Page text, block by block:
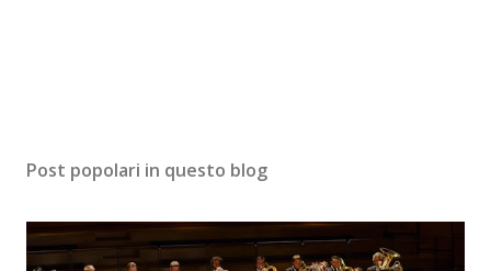
Post popolari in questo blog